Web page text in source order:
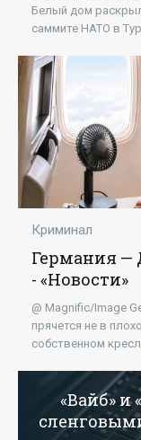
Белый дом
саммите НАТО в
Криминал
Германия —
- «Новости»
@ Magnific/Image
прячется не в
собственном
«Вайб»